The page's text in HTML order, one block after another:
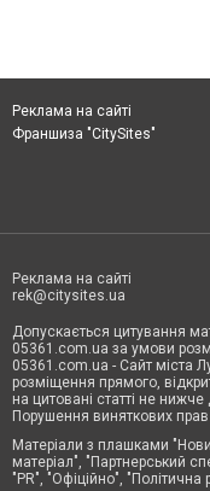
Реклама на сайті
Франшиза "CitySites"
Реклама на сайті
rek@citysites.ua
Допускається цитування
05361.com.ua за умови
05361.com.ua - Сайт міста
розміщення прямого,
на цитовані статті не
Порушення виняткових
Матеріали з плашками
матеріал", "Партнерський
"PR", "Офіційно",